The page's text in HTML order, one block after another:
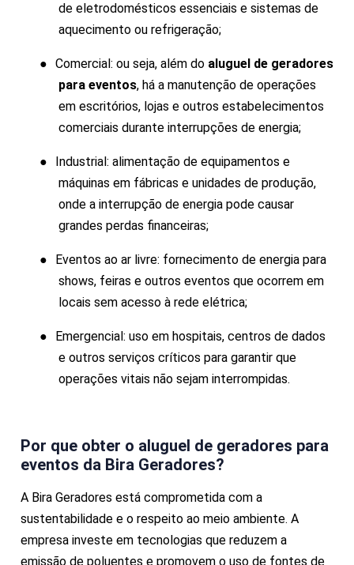
de eletrodomésticos essenciais e sistemas de
aquecimento ou refrigeração;
● Comercial: ou seja, além do aluguel de geradores
para eventos, há a manutenção de operações
em escritórios, lojas e outros estabelecimentos
comerciais durante interrupções de energia;
●
Industrial: alimentação de equipamentos e
máquinas em fábricas e unidades de produção,
onde a interrupção de energia pode causar
grandes perdas financeiras;
●
Eventos ao ar livre: fornecimento de energia para
shows, feiras e outros eventos que ocorrem em
locais sem acesso à rede elétrica;
●
Emergencial: uso em hospitais, centros de dados
e outros serviços críticos para garantir que
operações vitais não sejam interrompidas.
Por que obter o aluguel de geradores para
eventos da Bira Geradores?
A Bira Geradores está comprometida com a
sustentabilidade e o respeito ao meio ambiente. A
empresa investe em tecnologias que reduzem a
emissão de poluentes e promovem o uso de fontes de